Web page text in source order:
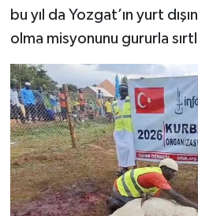
bu yıl da Yozgat’ın yurt
olma misyonunu gururla